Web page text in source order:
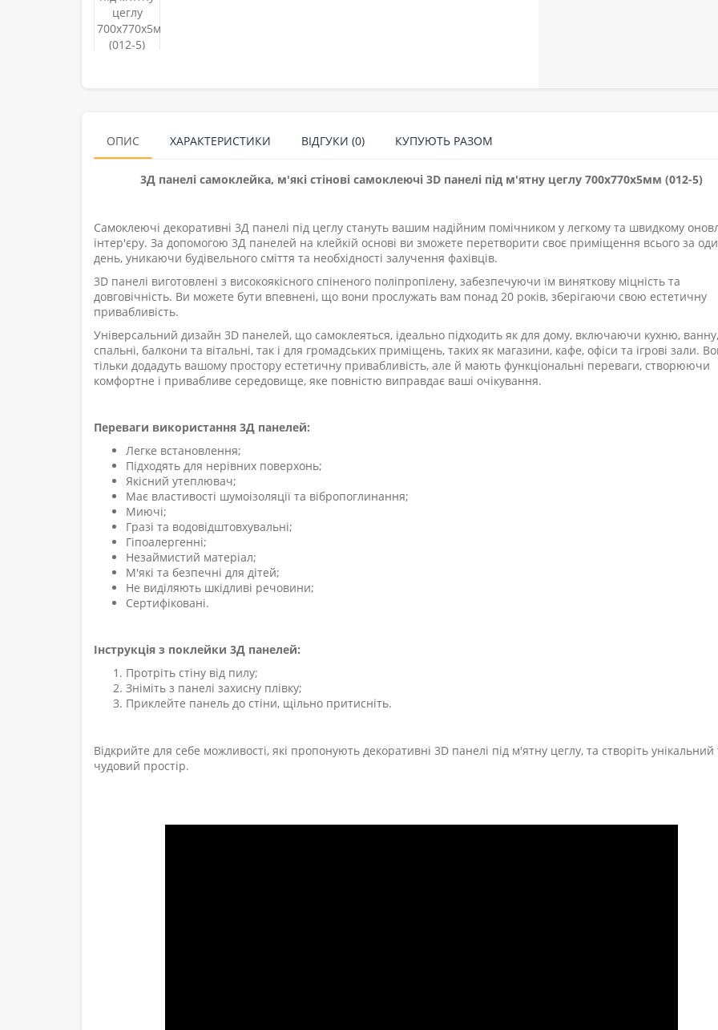
ОПИС ХАРАКТЕРИСТИКИ ВІДГУКИ (0) КУПУЮТЬ РАЗОМ
3Д панелі самоклейка, м'які стінові самоклеючі 3D панелі під м'ятну цеглу 700x770x5мм (012-5)
Самоклеючі декоративні 3Д панелі під цеглу стануть вашим надійним помічником у легкому та швидкому
інтер'єру. За допомогою 3Д панелей на клейкій основі ви зможете перетворити своє приміщення всього за
день, уникаючи будівельного сміття та необхідності залучення фахівців.
3D панелі виготовлені з високоякісного спіненого поліпропілену, забезпечуючи їм виняткову міцність та
довговічність. Ви можете бути впевнені, що вони прослужать вам понад 20 років, зберігаючи свою естетичну
привабливість.
Універсальний дизайн 3D панелей, що самоклеяться, ідеально підходить як для дому, включаючи кухню, ванну,
спальні, балкони та вітальні, так і для громадських приміщень, таких як магазини, кафе, офіси та ігрові зали.
тільки додадуть вашому простору естетичну привабливість, але й мають функціональні переваги, створюючи
комфортне і привабливе середовище, яке повністю виправдає ваші очікування.
Переваги використання 3Д панелей:
Легке встановлення;
Підходять для нерівних поверхонь;
Якісний утеплювач;
Має властивості шумоізоляції та вібропоглинання;
Миючі;
Гразі та водовідштовхувальні;
Гіпоалергенні;
Незаймистий матеріал;
М'які та безпечні для дітей;
Не виділяють шкідливі речовини;
Сертифіковані.
Інструкція з поклейки 3Д панелей:
Протріть стіну від пилу;
Зніміть з панелі захисну плівку;
Приклейте панель до стіни, щільно притисніть.
Відкрийте для себе можливості, які пропонують декоративні 3D панелі під м'ятну цеглу, та створіть унікальний
чудовий простір.